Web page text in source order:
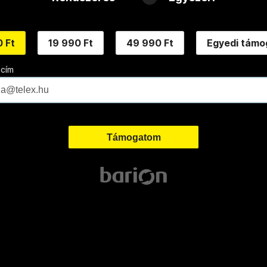
Ft 19 990 Ft 49 990 Ft Egyedi